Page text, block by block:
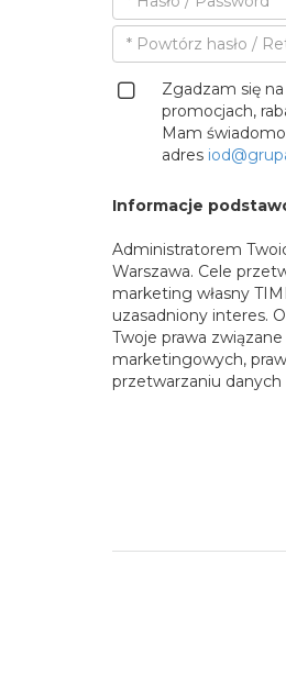
Zgadzam się
promocjach,
Mam
adres
Informacje
Administratorem
Warszawa. Cele
marketing własny
uzasadniony interes.
Twoje prawa
marketingowych,
przetwarzaniu